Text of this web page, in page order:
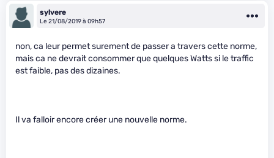
sylvere
Le 21/08/2019 à 09h57
non, ca leur permet surement de passer a travers cette norme,
mais ca ne devrait consommer que quelques Watts si le traffic
est faible, pas des dizaines.
Il va falloir encore créer une nouvelle norme.